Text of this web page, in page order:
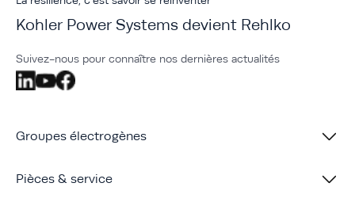
Kohler Power Systems devient Rehlko
Suivez-nous pour connaître nos dernières actualités
Groupes électrogènes
Pièces & service